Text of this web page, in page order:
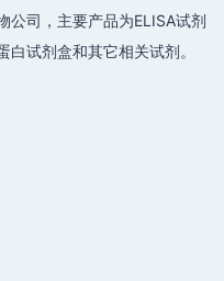
公司，主要产品为ELISA试剂
试剂盒和其它相关试剂。